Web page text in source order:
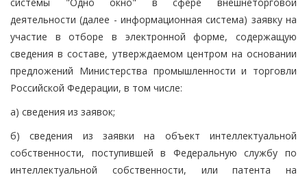
деятельности (далее - информационная система) заявку на
участие в отборе в электронной форме, содержащую
сведения в составе, утверждаемом центром на основании
предложений Министерства промышленности и торговли
Российской Федерации, в том числе:
а) сведения из заявок;
б) сведения из заявки на объект интеллектуальной
собственности, поступившей в Федеральную службу по
интеллектуальной собственности, или патента на